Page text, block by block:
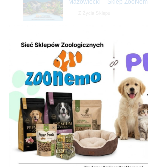
Mazowiecki – Sklep
Z Życia Sklepu
rośliny akwariowe w
Nowy Dwór Mazowiecki
Promocje
Upały wracają! Zadbaj o
z matami chłodzącymi
Z Życia Sklepu
Petito Pet Shop –
Online! Wszystko Dla
Znajdź nas